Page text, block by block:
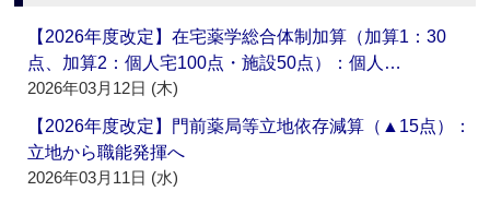
【2026年度改定】在宅薬学総合体制加算（加算1：30
点、加算2：個人宅100点・施設50点）：個人…
2026年03月12日 (木)
【2026年度改定】門前薬局等立地依存減算（▲15点）：
立地から職能発揮へ
2026年03月11日 (水)